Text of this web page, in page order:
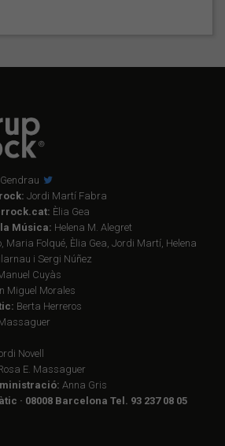
Jordi Martí Fabra
Èlia Gea
Música: Helena M. Alegret
Maria Folqué, Èlia Gea, Jordi Martí, Helena
i Sergi Núñez
Cuyàs
Miguel Morales
Berta Herreros
Novell
E. Massaguer
Anna Gris
· 08008 Barcelona Tel. 93 237 08 05